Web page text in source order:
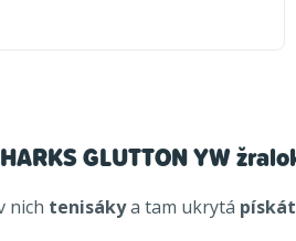
GLUTTON YW
nich tenisákya tam ukrytá